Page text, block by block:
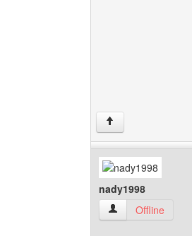
↑
nady1998
nady1998Offline